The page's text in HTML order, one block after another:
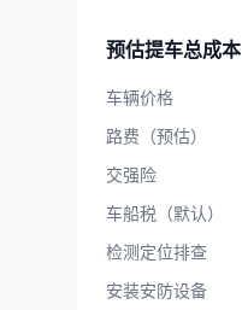
预估提车总成本
车辆价格
路费（预估）
交强险
车船税（默认）
检测定位排查
安装安防设备